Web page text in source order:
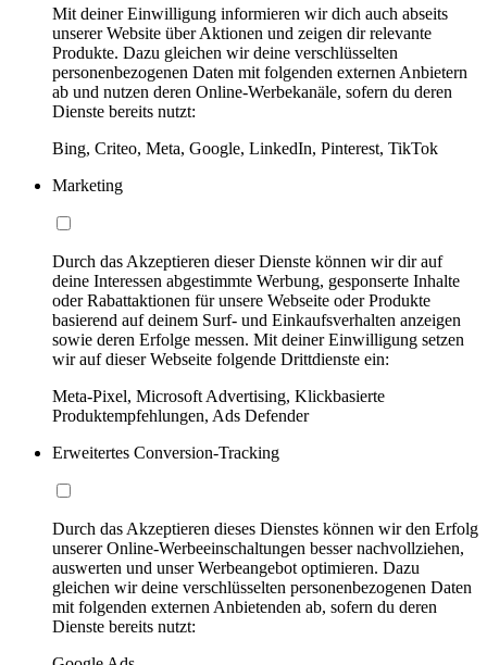
Mit deiner Einwilligung informieren wir dich auch abseits
unserer Website über Aktionen und zeigen dir relevante
Produkte. Dazu gleichen wir deine verschlüsselten
personenbezogenen Daten mit folgenden externen Anbietern
ab und nutzen deren Online-Werbekanäle, sofern du deren
Dienste bereits nutzt:
Bing, Criteo, Meta, Google, LinkedIn, Pinterest, TikTok
Marketing
Durch das Akzeptieren dieser Dienste können wir dir auf
deine Interessen abgestimmte Werbung, gesponserte Inhalte
oder Rabattaktionen für unsere Webseite oder Produkte
basierend auf deinem Surf- und Einkaufsverhalten anzeigen
sowie deren Erfolge messen. Mit deiner Einwilligung setzen
wir auf dieser Webseite folgende Drittdienste ein:
Meta-Pixel, Microsoft Advertising, Klickbasierte
Produktempfehlungen, Ads Defender
Erweitertes Conversion-Tracking
Durch das Akzeptieren dieses Dienstes können wir den Erfolg
unserer Online-Werbeeinschaltungen besser nachvollziehen,
auswerten und unser Werbeangebot optimieren. Dazu
gleichen wir deine verschlüsselten personenbezogenen Daten
mit folgenden externen Anbietenden ab, sofern du deren
Dienste bereits nutzt: